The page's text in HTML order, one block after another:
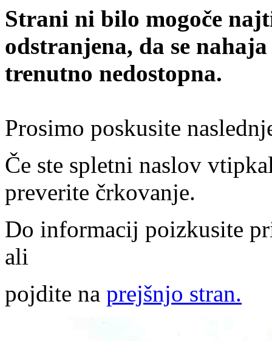
Strani ni bilo mogoče
odstranjena, da se
trenutno nedostopna.
Prosimo poskusite
Če ste spletni naslov
preverite črkovanje.
Do informacij poizkusite
ali
pojdite na prejšnjo stran.